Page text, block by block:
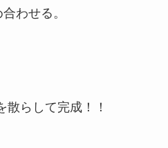
わせる。
らして完成！！